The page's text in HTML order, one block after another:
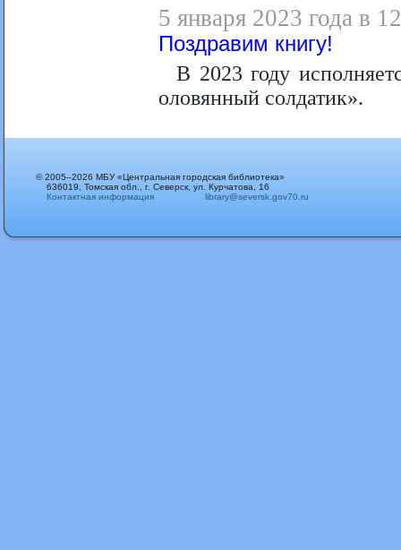
5 января 2023 года в
Поздравим книгу!
В 2023 году
оловянный солдатик».
© 2005–2026 МБУ «Центральная городская библиотека»
636019, Томская обл., г. Северск, ул. Курчатова, 16
Контактная информация
library@seversk.gov70.ru